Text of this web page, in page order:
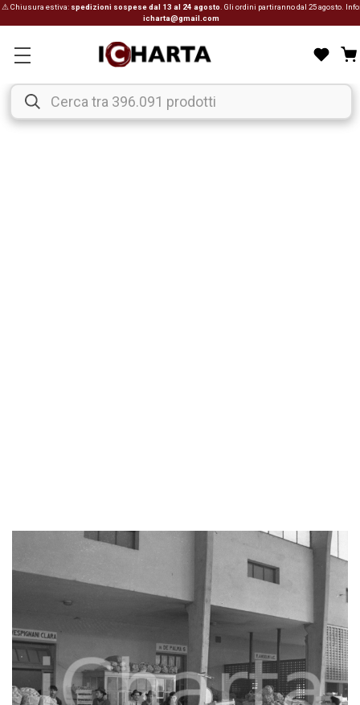
⚠ Chiusura estiva: spedizioni sospese dal 13 al 24 agosto . Gli ordini partiranno dal 25 agosto. Info:
icharta@gmail.com